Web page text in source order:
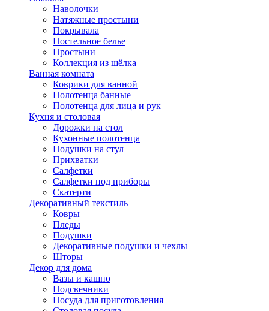
Наволочки
Натяжные простыни
Покрывала
Постельное белье
Простыни
Коллекция из шёлка
Ванная комната
Коврики для ванной
Полотенца банные
Полотенца для лица и рук
Кухня и столовая
Дорожки на стол
Кухонные полотенца
Подушки на стул
Прихватки
Салфетки
Салфетки под приборы
Скатерти
Декоративный текстиль
Ковры
Пледы
Подушки
Декоративные подушки и чехлы
Шторы
Декор для дома
Вазы и кашпо
Подсвечники
Посуда для приготовления